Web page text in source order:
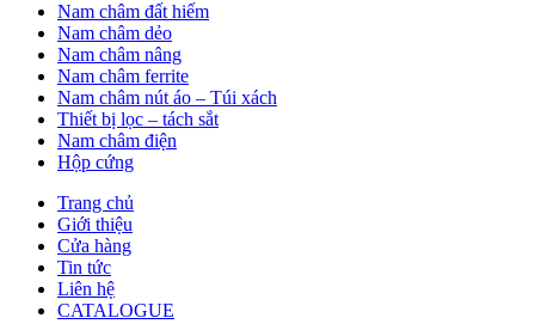
Nam châm đất hiếm
Nam châm dẻo
Nam châm nâng
Nam châm ferrite
Nam châm nút áo – Túi xách
Thiết bị lọc – tách sắt
Nam châm điện
Hộp cứng
Trang chủ
Giới thiệu
Cửa hàng
Tin tức
Liên hệ
CATALOGUE